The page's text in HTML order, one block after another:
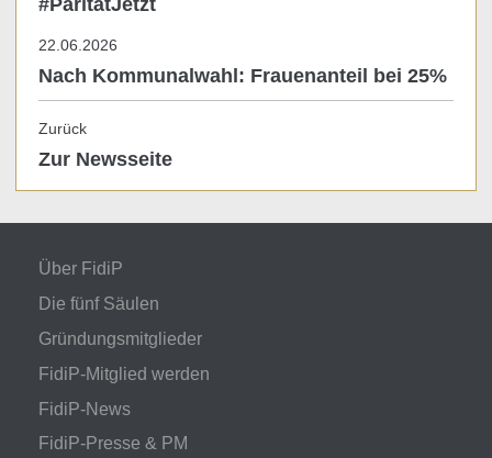
#ParitätJetzt
22.06.2026
Nach Kommunalwahl: Frauenanteil bei 25%
Zurück
Zur Newsseite
Über FidiP
Die fünf Säulen
Gründungsmitglieder
FidiP-Mitglied werden
FidiP-News
FidiP-Presse & PM